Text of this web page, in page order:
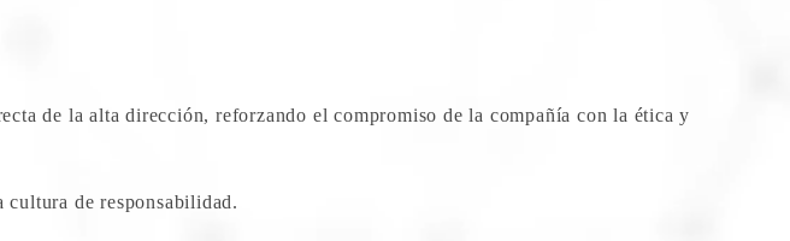
de la alta dirección, reforzando el compromiso de la compañía con la ética y
cultura de responsabilidad.